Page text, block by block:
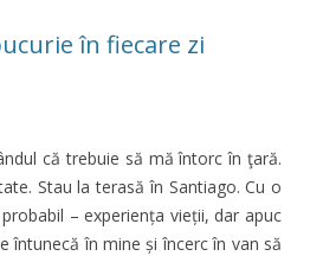
în fiecare zi
că trebuie să mă întorc în ţară.
Stau la terasă în Santiago. Cu o
– experiența vieții, dar apuc
întunecă în mine și încerc în van să